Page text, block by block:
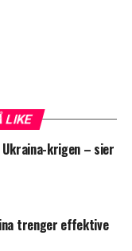
LIKE
krigen – sier
trenger effektive